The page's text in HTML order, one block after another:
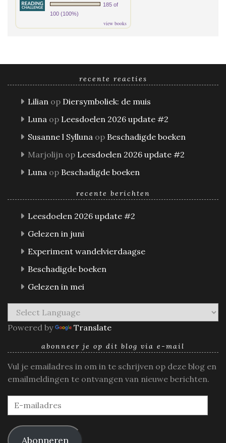
185 of
100 (100%)
view books
recente reacties
Lilian op Diersymboliek: de muis
Luna op Leesdoelen 2026 update #2
Susanne l Sylluna op Beschadigde boeken
Marjolijn op Leesdoelen 2026 update #2
Luna op Beschadigde boeken
recente berichten
Leesdoelen 2026 update #2
Gelezen in juni
Experiment wandelvierdaagse
Beschadigde boeken
Gelezen in mei
Powered by Translate
abonneer je op dit blog via e-mail
Vul je emailadres in om in te schrijven op deze blog en
emailmeldingen te ontvangen van nieuwe berichten.
E-
mailadres
Abonneren